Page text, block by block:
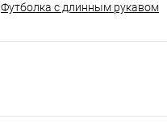
Футболка с длинным рукавом